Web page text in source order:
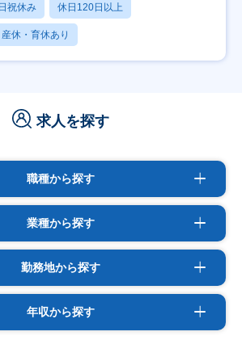
祝休み 休日120日以上
産休・育休あり
求人を探す
職種から探す
業種から探す
勤務地から探す
年収から探す